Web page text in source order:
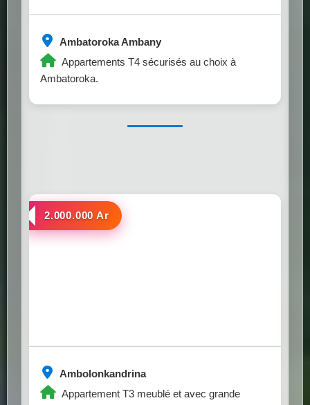
Ambatoroka Ambany
Appartements T4 sécurisés au choix à
Ambatoroka.
Ambolonkandrina
Appartement T3 meublé et avec grande
a louer
2.000.000 Ar